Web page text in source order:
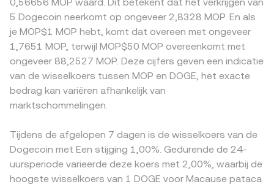
betalingsgebruik van crypto, noteringsbeleid op grote
beurzen of handhaving rond promotie van meme-achtige
tokens kan het vertrouwen en de liquiditeit in DOGE
beïnvloeden. Ten slotte zorgen technische
marktdynamieken zoals funding rates op DOGE-
perpetuals, opties-expiraties, on-chain en beursdata over
grote walletstromen en concentratie bij whales voor
drijfveren, wat zichtbaar kan worden in de live DOGE/MOP
conversion rate.
van wrapped DOGE, waar een Automated Market Maker
het prijsniveau bepaalt op basis van de
constanteproductformule x × y = k, waarbij de prijs lokaal
benaderd kan worden als y/x en verschuift naarmate de
pool-balansen veranderen. Samen geven deze
mechanismen een real-time en volume-gewogen beeld
van de DOGE/MOP conversion rate die je ziet op OKX
Convert.
beschikbaarheid van MOP-betaalinfrastructuur, lokale
kosten en compliance-eisen in Macau, wat tot een premie
of discount kan leiden in de gequote prijs. Daarnaast
wordt DOGE op veel plaatsen eerst tegen USDT
verhandeld; als USDT op een specifieke beurs licht boven
of onder par noteert ten opzichte van andere fiatvaluta’s,
voedt die basis het uiteindelijke DOGE/MOP-quoot.
Arbitrageurs kopen laag en verkopen hoog tussen
opnamelimieten, kosten of vertragingen betekenen dat
arbitrage de verschillen niet altijd direct volledig
wegneemt.
5 Dogecoin neerkomt op ongeveer 2,8328 MOP. En als
je MOP$1 MOP hebt, komt dat overeen met ongeveer
1,7651 MOP, terwijl MOP$50 MOP overeenkomt met
ongeveer 88,2527 MOP. Deze cijfers geven een indicatie
van de wisselkoers tussen MOP en DOGE, het exacte
bedrag kan variëren afhankelijk van
marktschommelingen.
Tijdens de afgelopen 7 dagen is de wisselkoers van de
Dogecoin met Een stijging 1,00%. Gedurende de 24-
uursperiode varieerde deze koers met 2,00%, waarbij de
hoogste wisselkoers van 1 DOGE voor Macause pataca